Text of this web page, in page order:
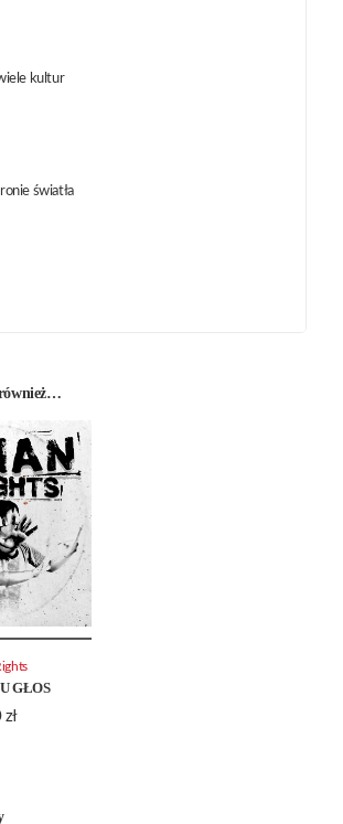
kultur
światła
również…
GŁOS
zł